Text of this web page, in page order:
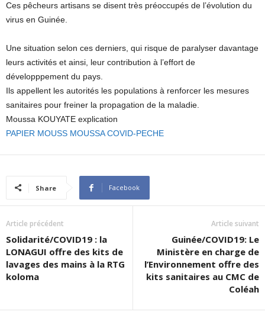
Ces pêcheurs artisans se disent très préoccupés de l’évolution du
virus en Guinée.
Une situation selon ces derniers, qui risque de paralyser davantage
leurs activités et ainsi, leur contribution à l’effort de
développpement du pays.
Ils appellent les autorités les populations à renforcer les mesures
sanitaires pour freiner la propagation de la maladie.
Moussa KOUYATE explication
PAPIER MOUSS MOUSSA COVID-PECHE
Share Facebook
Article précédent
Solidarité/COVID19 : la
LONAGUI offre des kits de
lavages des mains à la RTG
koloma
Article suivant
Guinée/COVID19: Le
Ministère en charge de
l’Environnement offre des
kits sanitaires au CMC de
Coléah